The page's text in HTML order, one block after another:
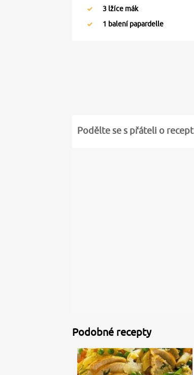
3 lžíce mák
1 balení papardelle
Podělte se s přáteli o recept
Podobné recepty